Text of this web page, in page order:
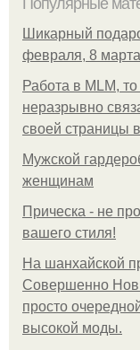
Популярные
Шикарный
февраля, 8
Работа в MLM,
неразрывно
своей страницы
Мужской
женщинам
Прическа - не
вашего стиля!
На шанхайской
Совершенно
просто
высокой моды.